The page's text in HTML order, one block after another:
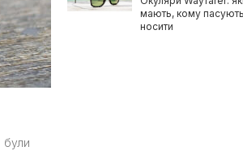
були
мають, кому пасують
носити